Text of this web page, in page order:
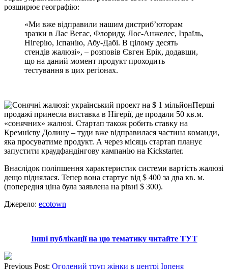
розширює географію:
«Ми вже відправили нашим дистриб’юторам
зразки в Лас Вегас, Флориду, Лос-Анжелес, Ізраїль,
Нігерію, Іспанію, Абу-Дабі. В цілому десять
стендів жалюзі», – розповів Євген Ерік, додавши,
що на даний момент продукт проходить
тестування в цих регіонах.
Перші
продажі принесла виставка в Нігерії, де продали 50 кв.м.
«сонячних» жалюзі. Стартап також робить ставку на
Кремнієву Долину – туди вже відправилася частина команди,
яка просуватиме продукт. А через місяць стартап планує
запустити краудфандінгову кампанію на Kickstarter.
Внаслідок поліпшення характеристик системи вартість жалюзі
дещо піднялася. Тепер вона стартує від $ 400 за два кв. м.
(попередня ціна була заявлена ​​на рівні $ 300).
Джерело: ecotown
Інші публікації на цю тематику читайте ТУТ
Previous Post: Оголений труп жінки в центрі Ірпеня